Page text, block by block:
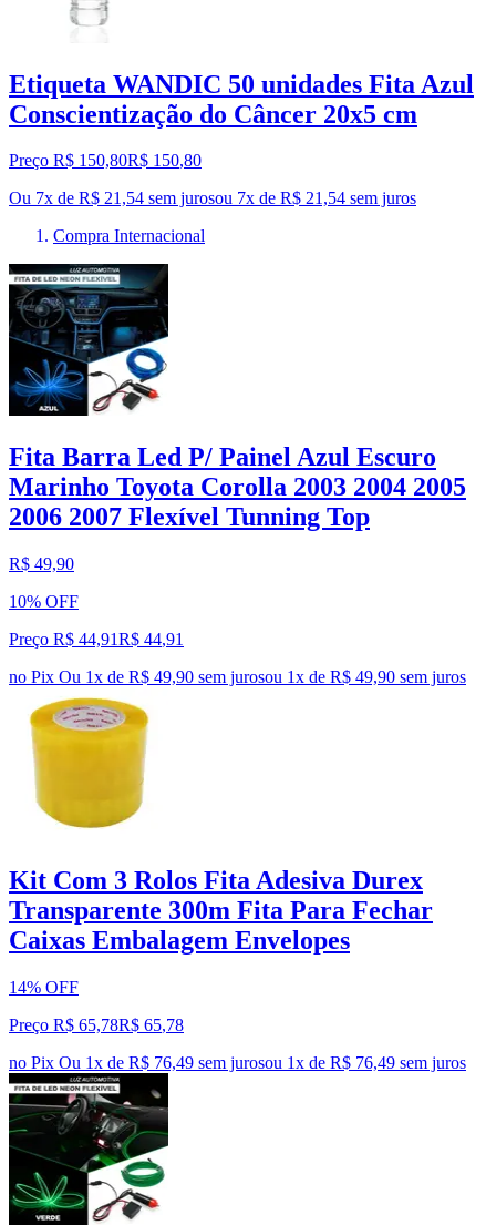
Etiqueta WANDIC 50 unidades Fita Azul
Conscientização do Câncer 20x5 cm
Preço R$ 150,80R$ 150,80
Ou 7x de R$ 21,54 sem jurosou 7x de R$ 21,54 sem juros
Compra Internacional
Fita Barra Led P/ Painel Azul Escuro
Marinho Toyota Corolla 2003 2004 2005
2006 2007 Flexível Tunning Top
R$ 49,90
10% OFF
Preço R$ 44,91R$ 44,91
no Pix Ou 1x de R$ 49,90 sem jurosou 1x de R$ 49,90 sem juros
Kit Com 3 Rolos Fita Adesiva Durex
Transparente 300m Fita Para Fechar
Caixas Embalagem Envelopes
14% OFF
Preço R$ 65,78R$ 65,78
no Pix Ou 1x de R$ 76,49 sem jurosou 1x de R$ 76,49 sem juros